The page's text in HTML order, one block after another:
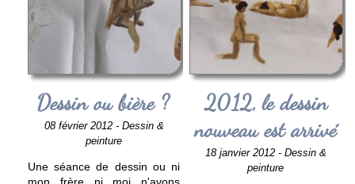
Dessin ou bière ?
08 février 2012 - Dessin &
peinture
Une séance de dessin ou ni
2012, le dessin
nouveau est arrivé
18 janvier 2012 - Dessin &
peinture